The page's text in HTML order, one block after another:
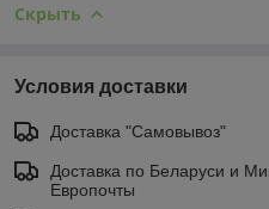
Скрыть
Условия доставки
Доставка "Самовывоз"
Доставка по Беларуси и
Европочты